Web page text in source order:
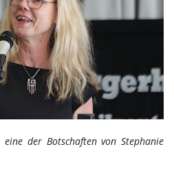
der Botschaften von Stephanie